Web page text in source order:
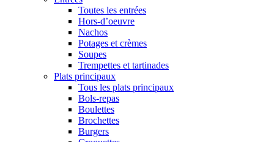
Toutes les entrées
Hors-d’oeuvre
Nachos
Potages et crèmes
Soupes
Trempettes et tartinades
Plats principaux
Tous les plats principaux
Bols-repas
Boulettes
Brochettes
Burgers